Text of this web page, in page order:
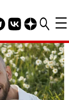
канал
Группа HELLO
Канал